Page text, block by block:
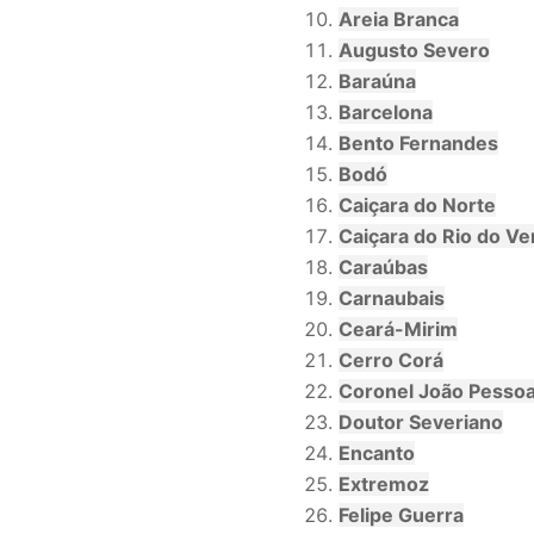
Areia Branca
Augusto Severo
Baraúna
Barcelona
Bento Fernandes
Bodó
Caiçara do Norte
Caiçara do Rio do
Caraúbas
Carnaubais
Ceará-Mirim
Cerro Corá
Coronel João
Doutor Severiano
Encanto
Extremoz
Felipe Guerra